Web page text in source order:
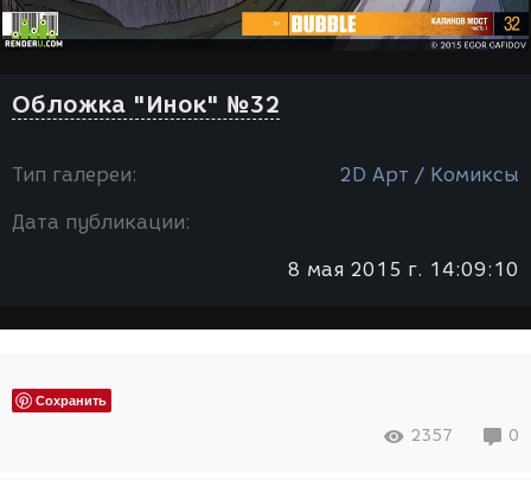
Обложка "Инок" №32
Тип галереи: 2D Арт / Комиксы
Дата публикации:
8 мая 2015 г. 14:09:10
Сохранить
2357 0